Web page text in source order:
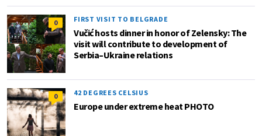
0 FIRST VISIT TO BELGRADE
Vučić hosts dinner in honor of Zelensky: The
visit will contribute to development of
Serbia–Ukraine relations
0 42 DEGREES CELSIUS
Europe under extreme heat PHOTO